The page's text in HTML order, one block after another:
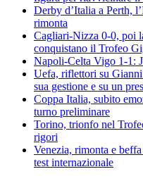
Derby d’Italia a Perth,
rimonta
Cagliari-Nizza 0-0, poi
conquistano il Trofeo
Napoli-Celta Vigo 1-1:
Uefa, riflettori su
sua gestione e su un
Coppa Italia, subito
turno preliminare
Torino, trionfo nel
rigori
Venezia, rimonta e
test internazionale